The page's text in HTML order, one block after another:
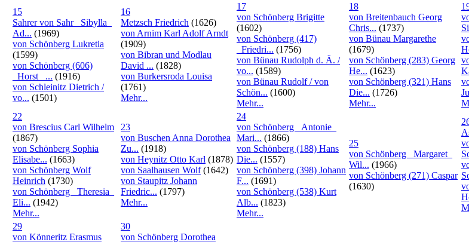
15
Sahrer von Sahr _Sibylla_
Ad... (1969)
von Schönberg Lukretia
(1599)
von Schönberg (606)
_Horst_ ... (1916)
von Schleinitz Dietrich /
vo... (1501)
16
Metzsch Friedrich (1626)
von Arnim Karl Adolf Arndt
(1909)
von Bibran und Modlau
David ... (1828)
von Burkersroda Louisa
(1761)
Mehr...
17
von Schönberg Brigitte
(1602)
von Schönberg (417)
_Friedri... (1756)
von Bünau Rudolph d. Ä. /
vo... (1589)
von Bünau Rudolf / von
Schön... (1600)
Mehr...
18
von Breitenbauch Georg
Chris... (1737)
von Bünau Margarethe
(1679)
von Schönberg (283) Georg
He... (1623)
von Schönberg (321) Hans
Die... (1726)
Mehr...
22
von Brescius Carl Wilhelm
(1867)
von Schönberg Sophia
Elisabe... (1663)
von Schönberg Wolf
Heinrich (1730)
von Schönberg _Theresia_
Eli... (1942)
Mehr...
23
von Buschen Anna Dorothea
Zu... (1918)
von Heynitz Otto Karl (1878)
von Saalhausen Wolf(1642)
von Staupitz Johann
Friedric... (1797)
Mehr...
24
von Schönberg _Antonie_
Mari... (1866)
von Schönberg (188) Hans
Die... (1557)
von Schönberg (398) Johann
F... (1691)
von Schönberg (538) Kurt
Alb... (1823)
Mehr...
25
von Schönberg _Margaret_
Wil... (1966)
von Schönberg (271) Caspar
(1630)
29
von Könneritz Erasmus
30
von Schönberg Dorothea